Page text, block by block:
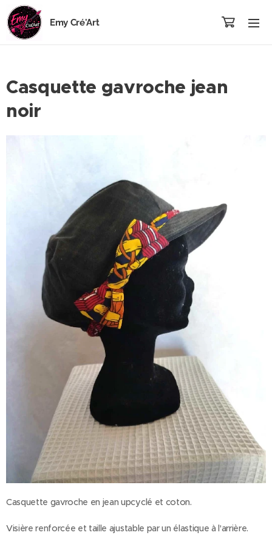
Emy Cré'Art
Casquette gavroche jean
noir
Casquette gavroche en jean upcyclé et coton.
Visière renforcée et taille ajustable par un élastique à l'arrière.